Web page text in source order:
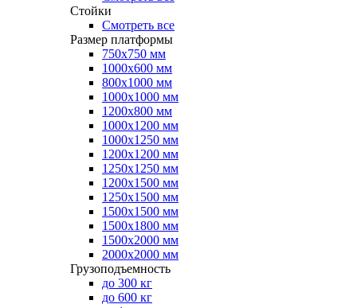
Стойки
Смотреть все
Размер платформы
750х750 мм
1000х600 мм
800х1000 мм
1000х1000 мм
1200х800 мм
1000х1200 мм
1000х1250 мм
1200х1200 мм
1250х1250 мм
1200х1500 мм
1250х1500 мм
1500х1500 мм
1500х1800 мм
1500х2000 мм
2000х2000 мм
Грузоподъемность
до 300 кг
до 600 кг